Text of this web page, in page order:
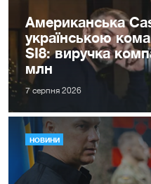
Американська
українською
SI8: виручка
млн
7 серпня 2026
НОВИНИ